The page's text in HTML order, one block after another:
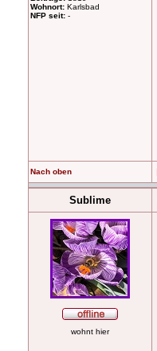
Wohnort: Karlsbad
NFP seit: -
Nach oben
Sublime
wohnt hier